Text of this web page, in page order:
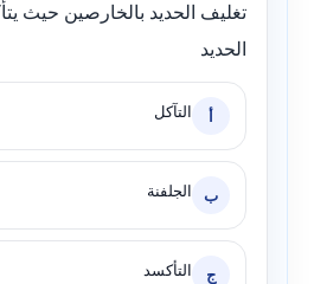
تغليف الحديد بالخارصين حيث
الحديد
أ التآكل
ب الجلفنة
ج التأكسد